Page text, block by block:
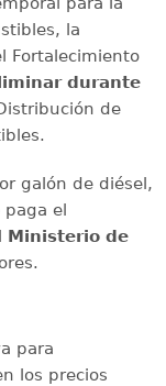
la
Fortalecimiento
durante
de
galón de diésel,
paga el
Ministerio de
para
los precios